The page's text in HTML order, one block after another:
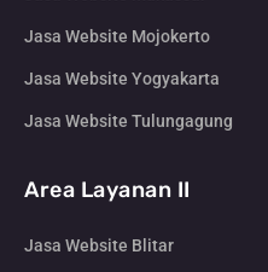
Jasa Website Mojokerto
Jasa Website Yogyakarta
Jasa Website Tulungagung
Area Layanan II
Jasa Website Blitar